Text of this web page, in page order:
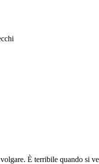
È terribile quando si